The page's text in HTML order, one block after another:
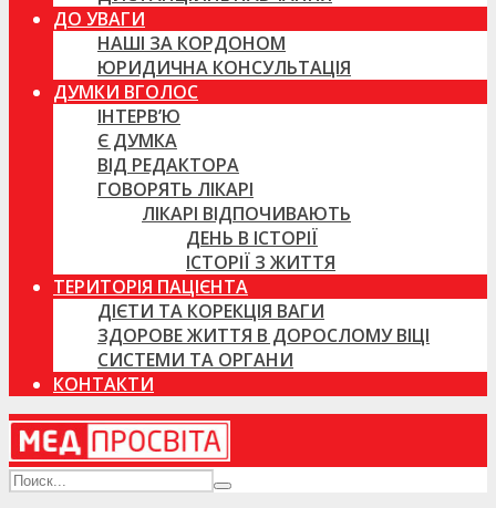
ДО УВАГИ
НАШІ ЗА КОРДОНОМ
ЮРИДИЧНА КОНСУЛЬТАЦІЯ
ДУМКИ ВГОЛОС
ІНТЕРВ’Ю
Є ДУМКА
ВІД РЕДАКТОРА
ГОВОРЯТЬ ЛІКАРІ
ЛІКАРІ ВІДПОЧИВАЮТЬ
ДЕНЬ В ІСТОРІЇ
ІСТОРІЇ З ЖИТТЯ
ТЕРИТОРІЯ ПАЦІЄНТА
ДІЄТИ ТА КОРЕКЦІЯ ВАГИ
ЗДОРОВЕ ЖИТТЯ В ДОРОСЛОМУ ВІЦІ
СИСТЕМИ ТА ОРГАНИ
КОНТАКТИ